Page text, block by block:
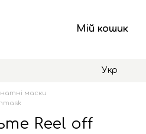
Мій кошик
Укр
маски
Reel off